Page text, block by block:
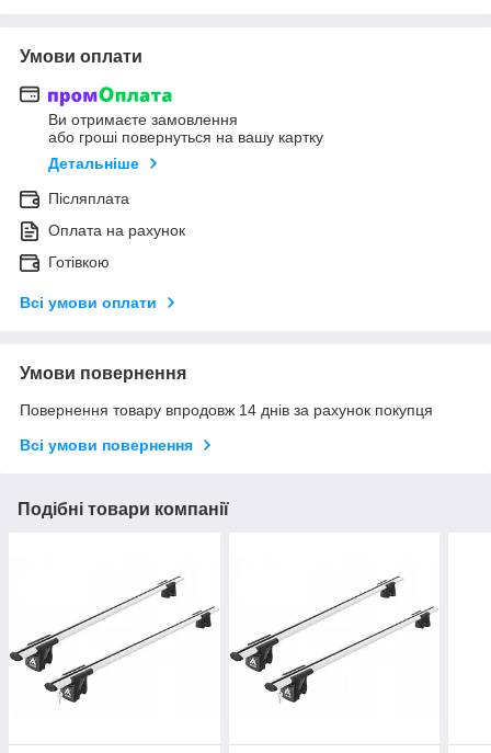
Умови оплати
Ви отримаєте замовлення
або гроші повернуться на вашу картку
Детальніше
Післяплата
Оплата на рахунок
Готівкою
Всі умови оплати
Умови повернення
Повернення товару впродовж 14 днів за рахунок покупця
Всі умови повернення
Подібні товари компанії